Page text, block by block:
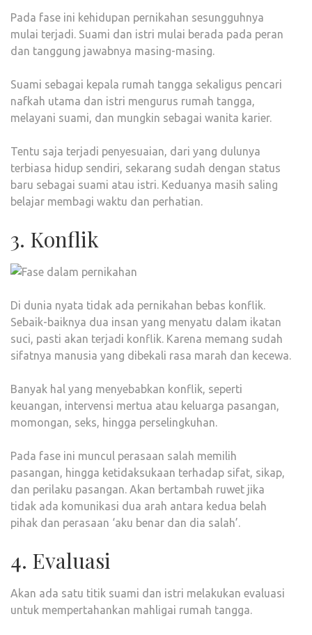
Pada fase ini kehidupan pernikahan sesungguhnya
mulai terjadi. Suami dan istri mulai berada pada peran
dan tanggung jawabnya masing-masing.
Suami sebagai kepala rumah tangga sekaligus pencari
nafkah utama dan istri mengurus rumah tangga,
melayani suami, dan mungkin sebagai wanita karier.
Tentu saja terjadi penyesuaian, dari yang dulunya
terbiasa hidup sendiri, sekarang sudah dengan status
baru sebagai suami atau istri. Keduanya masih saling
belajar membagi waktu dan perhatian.
3. Konflik
Di dunia nyata tidak ada pernikahan bebas konflik.
Sebaik-baiknya dua insan yang menyatu dalam ikatan
suci, pasti akan terjadi konflik. Karena memang sudah
sifatnya manusia yang dibekali rasa marah dan kecewa.
Banyak hal yang menyebabkan konflik, seperti
keuangan, intervensi mertua atau keluarga pasangan,
momongan, seks, hingga perselingkuhan.
Pada fase ini muncul perasaan salah memilih
pasangan, hingga ketidaksukaan terhadap sifat, sikap,
dan perilaku pasangan. Akan bertambah ruwet jika
tidak ada komunikasi dua arah antara kedua belah
pihak dan perasaan ‘aku benar dan dia salah’.
4. Evaluasi
Akan ada satu titik suami dan istri melakukan evaluasi
untuk mempertahankan mahligai rumah tangga.